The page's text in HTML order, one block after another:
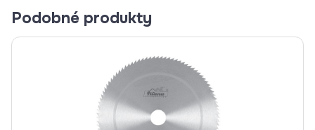
Podobné produkty